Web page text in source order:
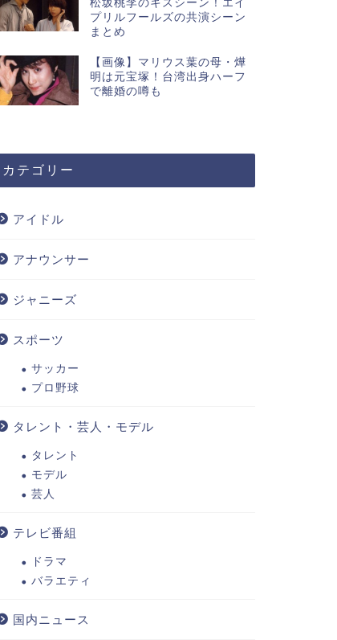
松坂桃李のキスシーン！エイ
プリルフールズの共演シーン
まとめ
【画像】マリウス葉の母・燁
明は元宝塚！台湾出身ハーフ
で離婚の噂も
カテゴリー
アイドル
アナウンサー
ジャニーズ
スポーツ
サッカー
プロ野球
タレント・芸人・モデル
タレント
モデル
芸人
テレビ番組
ドラマ
バラエティ
国内ニュース